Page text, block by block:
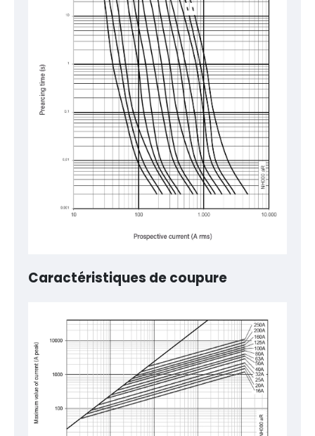
Caractéristiques de coupure